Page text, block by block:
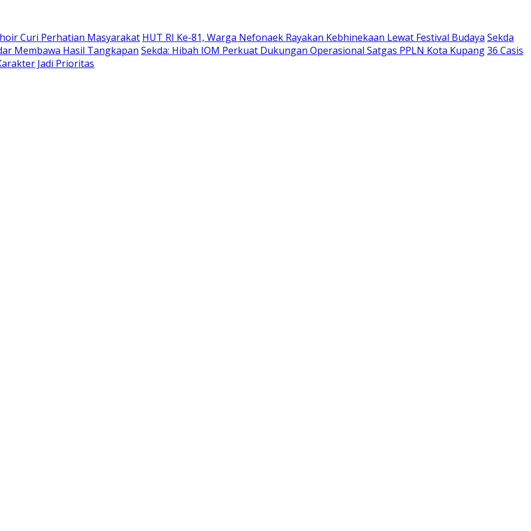
Curi Perhatian Masyarakat HUT RI Ke-81, Warga Nefonaek Rayakan Kebhinekaan Lewat Festival Budaya Sekda
Membawa Hasil Tangkapan Sekda: Hibah IOM Perkuat Dukungan Operasional Satgas PPLN Kota Kupang36 Casis
Jadi Prioritas